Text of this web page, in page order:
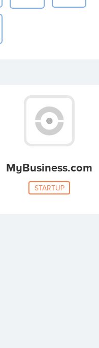
MyBusiness.com
STARTUP